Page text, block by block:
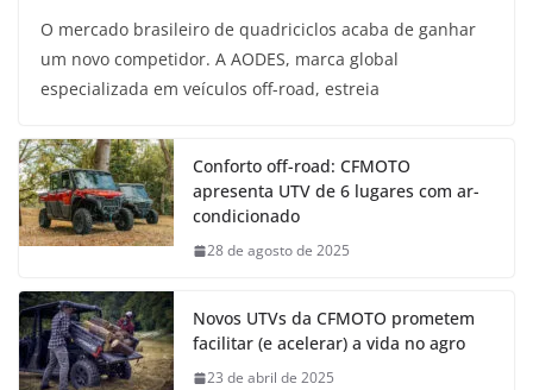
O mercado brasileiro de quadriciclos acaba de ganhar
um novo competidor. A AODES, marca global
especializada em veículos off-road, estreia
Conforto off-road: CFMOTO
apresenta UTV de 6 lugares com ar-
condicionado
28 de agosto de 2025
Novos UTVs da CFMOTO prometem
facilitar (e acelerar) a vida no agro
23 de abril de 2025